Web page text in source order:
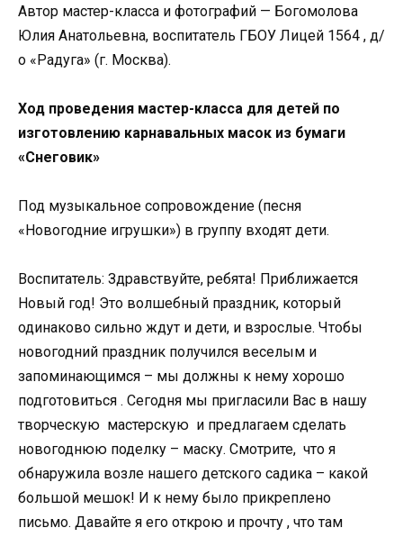
Автор мастер-класса и фотографий — Богомолова
Юлия Анатольевна, воспитатель ГБОУ Лицей 1564 , д/
о «Радуга» (г. Москва).
Ход проведения мастер-класса для детей по
изготовлению карнавальных масок из бумаги
«Снеговик»
Под музыкальное сопровождение (песня
«Новогодние игрушки») в группу входят дети.
Воспитатель: Здравствуйте, ребята! Приближается
Новый год! Это волшебный праздник, который
одинаково сильно ждут и дети, и взрослые. Чтобы
новогодний праздник получился веселым и
запоминающимся – мы должны к нему хорошо
подготовиться . Сегодня мы пригласили Вас в нашу
творческую мастерскую и предлагаем сделать
новогоднюю поделку – маску. Смотрите, что я
обнаружила возле нашего детского садика – какой
большой мешок! И к нему было прикреплено
письмо. Давайте я его открою и прочту , что там